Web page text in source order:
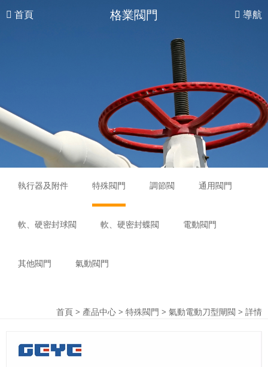
首頁 格業閥門 導航
執行器及附件 特殊閥門 調節閥 通用閥門
軟、硬密封球閥 軟、硬密封蝶閥 電動閥門
其他閥門 氣動閥門
首頁 > 產品中心 > 特殊閥門 > 氣動電動刀型閘閥 > 詳情